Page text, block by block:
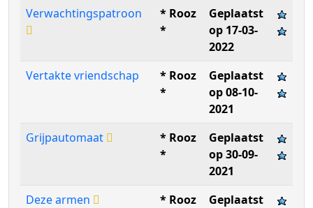
Verwachtingspatroon
* Rooz
*
Geplaatst
op 17-03-
2022
Vertakte vriendschap
* Rooz
*
Geplaatst
op 08-10-
2021
Grijpautomaat
* Rooz
*
Geplaatst
op 30-09-
2021
Deze armen
* Rooz
Geplaatst